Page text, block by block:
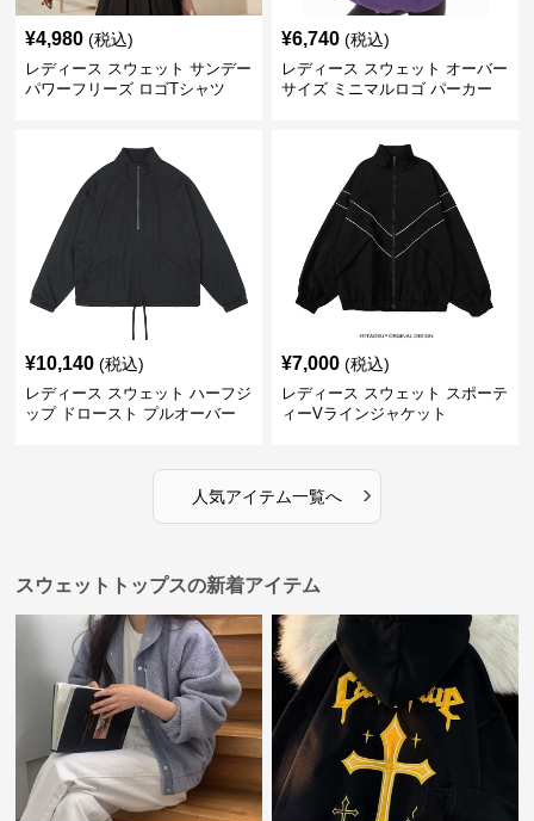
¥4,980 (税込)
レディース スウェット サンデー
パワーフリーズ ロゴTシャツ
¥6,740 (税込)
レディース スウェット オーバー
サイズ ミニマルロゴ パーカー
¥10,140 (税込)
レディース スウェット ハーフジ
ップ ドロースト プルオーバー
¥7,000 (税込)
レディース スウェット スポーテ
ィーVラインジャケット
人気アイテム一覧へ ›
スウェットトップスの新着アイテム